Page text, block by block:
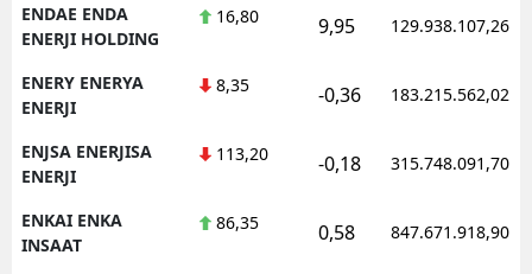
ENDAE ENDA
ENERJI HOLDING
16,80 9,95 129.938.107,26
ENERY ENERYA
ENERJI
8,35 -0,36 183.215.562,02
ENJSA ENERJISA
ENERJI
113,20 -0,18 315.748.091,70
ENKAI ENKA
INSAAT
86,35 0,58 847.671.918,90